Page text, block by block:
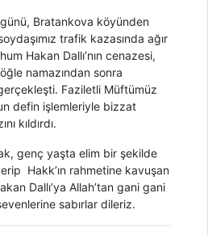
Bratankova köyünden
trafik kazasında ağır
Hakan Dallı’nın cenazesi,
namazından sonra
Faziletli Müftümüz
defin işlemleriyle bizzat
kıldırdı.
genç yaşta elim bir şekilde
Hakk’ın rahmetine kavuşan
Dallı’ya Allah’tan gani gani
sabırlar dileriz.